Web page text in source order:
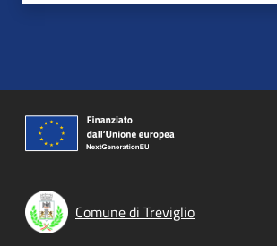
Comune di Treviglio